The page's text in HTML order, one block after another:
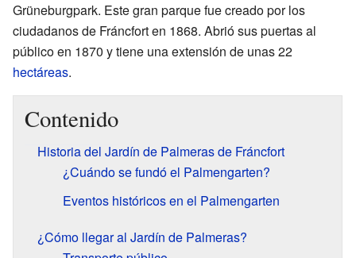
Grüneburgpark. Este gran parque fue creado por los
ciudadanos de Fráncfort en 1868. Abrió sus puertas al
público en 1870 y tiene una extensión de unas 22
hectáreas.
Contenido
Historia del Jardín de Palmeras de Fráncfort
¿Cuándo se fundó el Palmengarten?
Eventos históricos en el Palmengarten
¿Cómo llegar al Jardín de Palmeras?